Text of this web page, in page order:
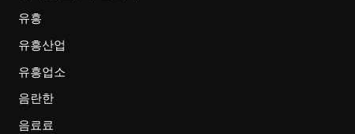
유흥
유흥산업
유흥업소
음란한
음료료